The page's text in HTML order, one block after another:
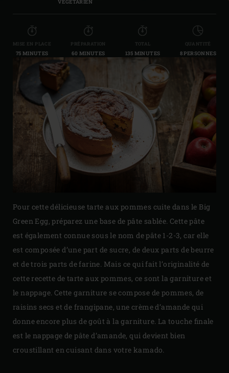
VÉGÉTARIEN
MISE EN PLACE
75 MINUTES
PRÉPARATION
60 MINUTES
TOTAL
135 MINUTES
QUANTITÉ
8 PERSONNES
Pour cette délicieuse tarte aux pommes cuite dans le Big
Green Egg, préparez une base de pâte sablée. Cette pâte
est également connue sous le nom de pâte 1-2-3, car elle
est composée d’une part de sucre, de deux parts de beurre
et de trois parts de farine. Mais ce qui fait l’originalité de
cette recette de tarte aux pommes, ce sont la garniture et
le nappage. Cette garniture se compose de pommes, de
raisins secs et de frangipane, une crème d’amande qui
donne encore plus de goût à la garniture. La touche finale
est le nappage de pâte d’amande, qui devient bien
croustillant en cuisant dans votre kamado.